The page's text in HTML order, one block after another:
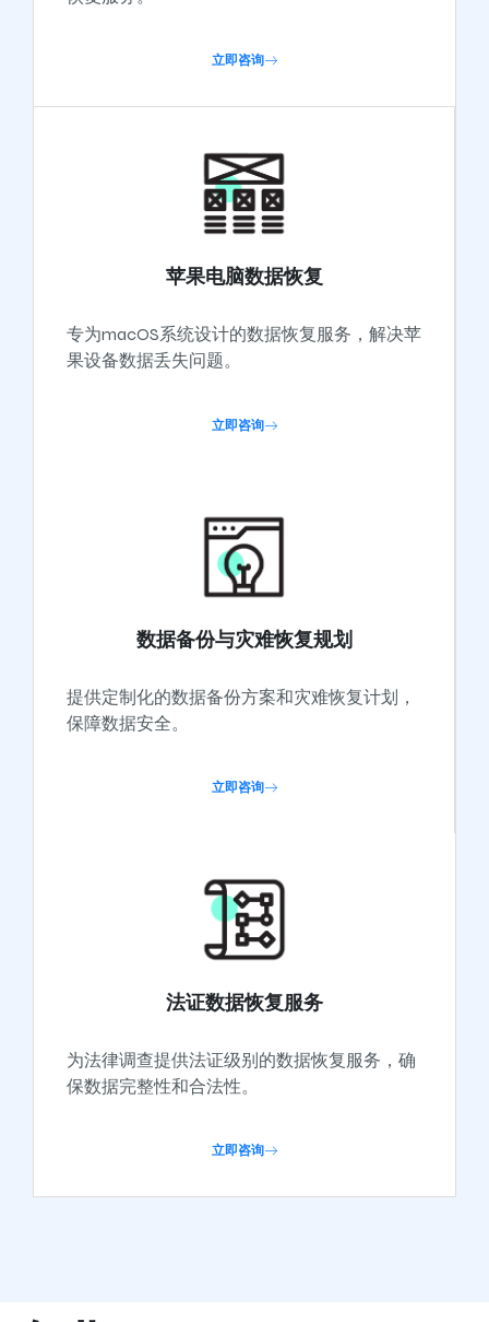
立即咨询
苹果电脑数据恢复
专为macOS系统设计的数据恢复服务，解决苹
果设备数据丢失问题。
立即咨询
数据备份与灾难恢复规划
提供定制化的数据备份方案和灾难恢复计划，
保障数据安全。
立即咨询
法证数据恢复服务
为法律调查提供法证级别的数据恢复服务，确
保数据完整性和合法性。
立即咨询